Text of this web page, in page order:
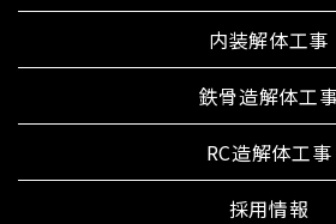
内装解体工事
鉄骨造解体工
RC造解体工事
採用情報